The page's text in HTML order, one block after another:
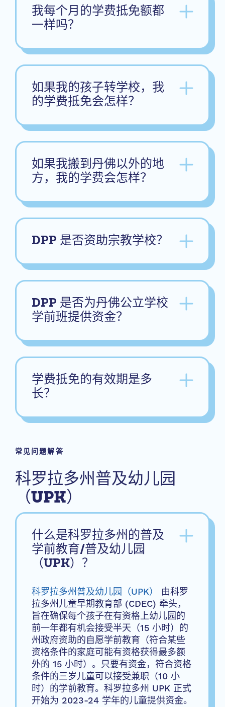
我每个月的学费抵免额都
一样吗？
如果我的孩子转学校，我
的学费抵免会怎样？
如果我搬到丹佛以外的地
方，我的学费会怎样？
DPP 是否资助宗教学校？
DPP 是否为丹佛公立学校
学前班提供资金？
学费抵免的有效期是多
长？
常见问题解答
科罗拉多州普及幼儿园
（UPK）
什么是科罗拉多州的普及
学前教育/普及幼儿园
（UPK）？
科罗拉多州普及幼儿园（UPK）
由科罗
拉多州儿童早期教育部 (CDEC) 牵头，
旨在确保每个孩子在有资格上幼儿园的
前一年都有机会接受半天（15 小时）的
州政府资助的自愿学前教育（符合某些
资格条件的家庭可能有资格获得最多额
外的 15 小时）。只要有资金，符合资格
条件的三岁儿童可以接受兼职（10 小
时）的学前教育。科罗拉多州 UPK 正式
开始为 2023-24 学年的儿童提供资金。